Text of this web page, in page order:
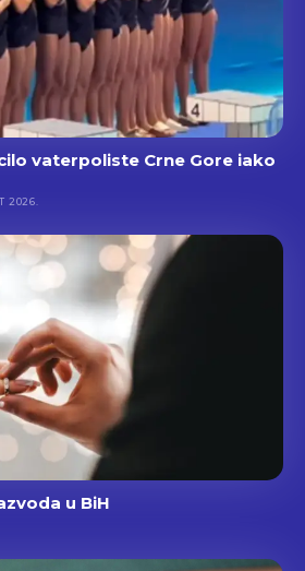
vaterpoliste Crne Gore iako
2026.
u BiH